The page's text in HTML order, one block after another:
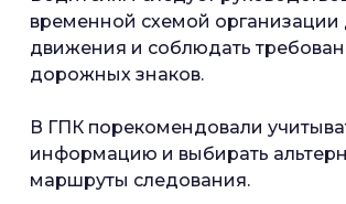
временной схемой
движения и соблюдать
дорожных знаков.
В ГПК порекомендовали
информацию и выбирать
маршруты следования.